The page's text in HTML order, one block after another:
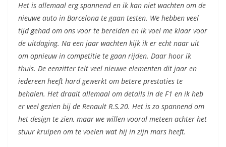
Het is allemaal erg spannend en ik kan niet wachten om de
nieuwe auto in Barcelona te gaan testen. We hebben veel
tijd gehad om ons voor te bereiden en ik voel me klaar voor
de uitdaging. Na een jaar wachten kijk ik er echt naar uit
om opnieuw in competitie te gaan rijden. Daar hoor ik
thuis. De eenzitter telt veel nieuwe elementen dit jaar en
iedereen heeft hard gewerkt om betere prestaties te
behalen. Het draait allemaal om details in de F1 en ik heb
er veel gezien bij de Renault R.S.20. Het is zo spannend om
het design te zien, maar we willen vooral meteen achter het
stuur kruipen om te voelen wat hij in zijn mars heeft.